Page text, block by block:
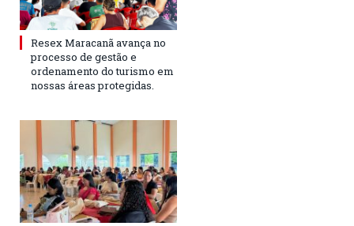
Resex Maracanã avança no
processo de gestão e
ordenamento do turismo em
nossas áreas protegidas.